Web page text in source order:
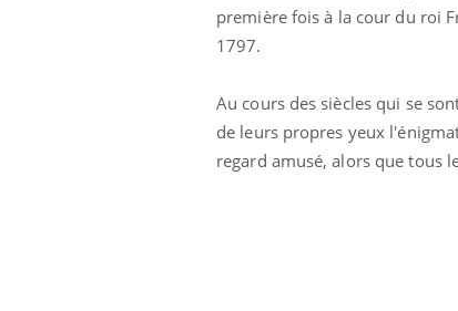
première fois à la cour du roi
1797.
Au cours des siècles qui se
de leurs propres yeux
regard amusé, alors que tous